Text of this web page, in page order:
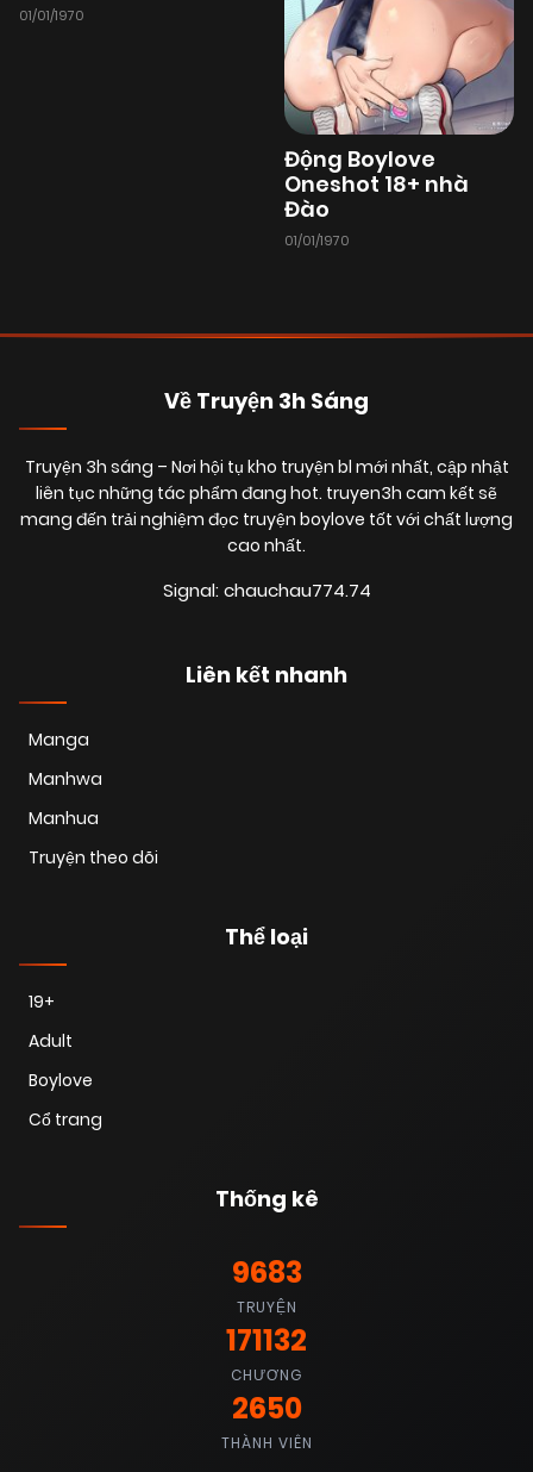
01/01/1970
Động Boylove
Oneshot 18+ nhà
Đào
01/01/1970
Về Truyện 3h Sáng
Truyện 3h sáng – Nơi hội tụ kho truyện bl mới nhất, cập nhật
liên tục những tác phẩm đang hot. truyen3h cam kết sẽ
mang đến trải nghiệm đọc truyện boylove tốt với chất lượng
cao nhất.
Signal: chauchau774.74
Liên kết nhanh
Manga
Manhwa
Manhua
Truyện theo dõi
Thể loại
19+
Adult
Boylove
Cổ trang
Thống kê
9683
TRUYỆN
171132
CHƯƠNG
2650
THÀNH VIÊN